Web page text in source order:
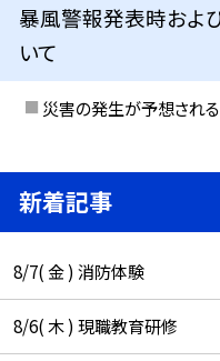
暴風警報発表時およ
いて
災害の発生が予想され
新着記事
8/7( 金 ) 消防体験
8/6( 木 ) 現職教育研修